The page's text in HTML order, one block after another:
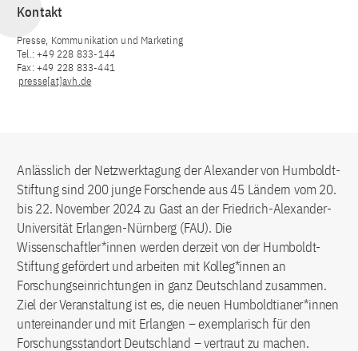
Kontakt
Presse, Kommunikation und Marketing
Tel.: +49 228 833-144
Fax: +49 228 833-441
presse[at]avh.de
Anlässlich der Netzwerktagung der Alexander von Humboldt-
Stiftung sind 200 junge Forschende aus 45 Ländern vom 20.
bis 22. November 2024 zu Gast an der Friedrich-Alexander-
Universität Erlangen-Nürnberg (FAU). Die
Wissenschaftler*innen werden derzeit von der Humboldt-
Stiftung gefördert und arbeiten mit Kolleg*innen an
Forschungseinrichtungen in ganz Deutschland zusammen.
Ziel der Veranstaltung ist es, die neuen Humboldtianer*innen
untereinander und mit Erlangen – exemplarisch für den
Forschungsstandort Deutschland – vertraut zu machen.